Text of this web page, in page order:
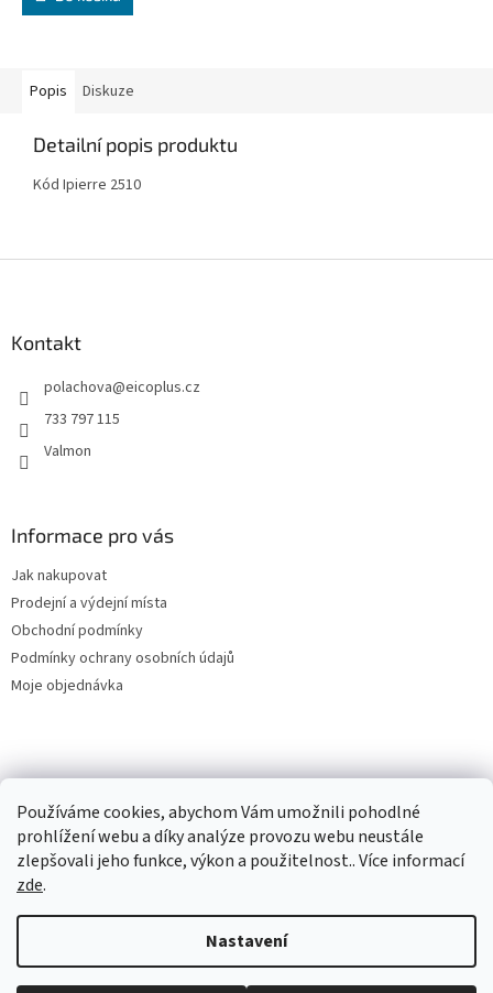
Používáme cookies, abychom Vám umožnili pohodlné
prohlížení webu a díky analýze provozu webu neustále
zlepšovali jeho funkce, výkon a použitelnost.. Více informací
zde.
Nastavení
Popis Diskuze
Detailní popis produktu
Kód Ipierre 2510
Kontakt
polachova@eicoplus.cz
733 797 115
Valmon
Informace pro vás
Jak nakupovat
Prodejní a výdejní místa
Obchodní podmínky
Podmínky ochrany osobních údajů
Moje objednávka